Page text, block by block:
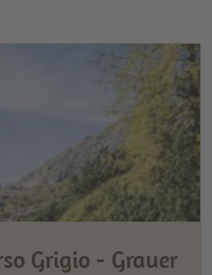
Grigio - Grauer